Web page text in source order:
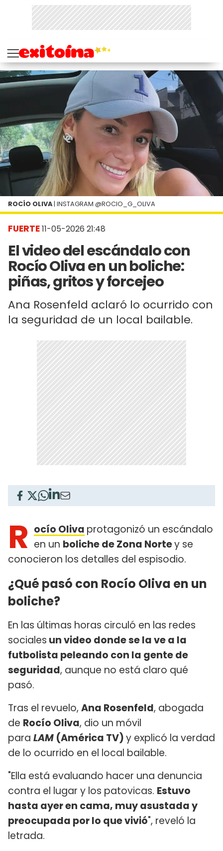
FUERTE11-05-2026 21:48
El video del escándalo con
Rocío Oliva en un boliche:
piñas, gritos y forcejeo
Ana Rosenfeld aclaró lo ocurrido con
la seguridad de un local bailable.
ROCÍO OLIVA | INSTAGRAM @ROCIO_G_OLIVA
R ocío Oliva protagonizó un escándalo
en un boliche de Zona Nortey se
conocieron los detalles del espisodio.
¿Qué pasó con Rocío Oliva en un
boliche?
En las últimas horas circuló en las redes
sociales un video donde se la ve a la
futbolista peleando con la gente de
seguridad, aunque no está claro qué
pasó.
Tras el revuelo, Ana Rosenfeld, abogada
de Rocío Oliva, dio un móvil
para LAM (América TV)y explicó la verdad
de lo ocurrido en el local bailable.
"Ella está evaluando hacer una denuncia
contra el lugar y los patovicas. Estuvo
hasta ayer en cama, muy asustada y
preocupada por lo que vivió", reveló la
letrada.